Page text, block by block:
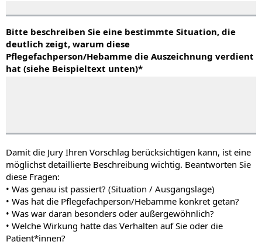
Bitte beschreiben Sie eine bestimmte Situation, die
deutlich zeigt, warum diese
Pflegefachperson/Hebamme die Auszeichnung verdient
hat (siehe Beispieltext unten)*
Damit die Jury Ihren Vorschlag berücksichtigen kann, ist eine
möglichst detaillierte Beschreibung wichtig. Beantworten Sie
diese Fragen:
• Was genau ist passiert? (Situation / Ausgangslage)
• Was hat die Pflegefachperson/Hebamme konkret getan?
• Was war daran besonders oder außergewöhnlich?
• Welche Wirkung hatte das Verhalten auf Sie oder die
Patient*innen?